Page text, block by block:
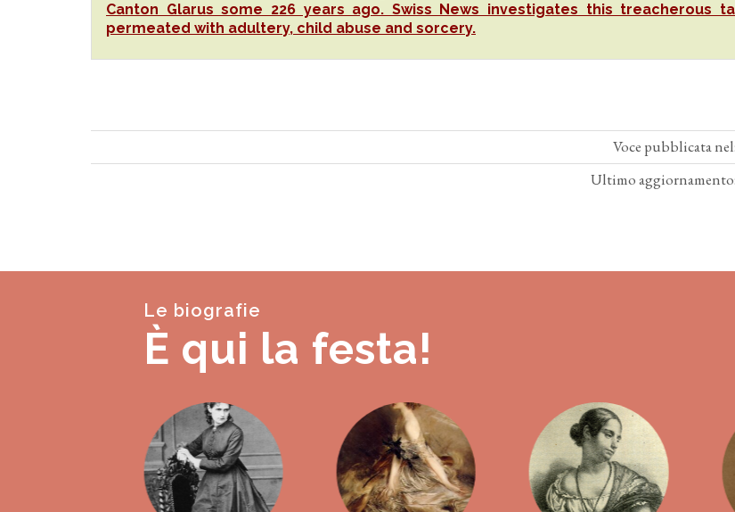
Canton Glarus some 226 years ago. Swiss News investigates this treacherous
permeated with adultery, child abuse and sorcery.
Voce pubblicata
Ultimo
Le biografie
È qui la festa!